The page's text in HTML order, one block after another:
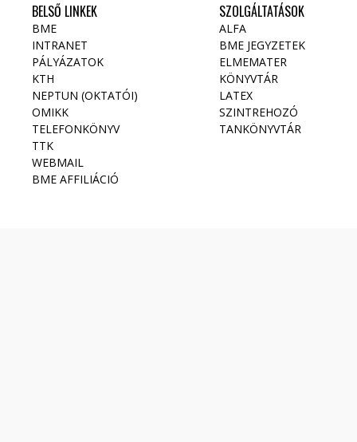
BELSŐ LINKEK
BME
INTRANET
PÁLYÁZATOK
KTH
NEPTUN (OKTATÓI)
OMIKK
TELEFONKÖNYV
TTK
WEBMAIL
BME AFFILIÁCIÓ
SZOLGÁLTATÁSOK
ALFA
BME JEGYZETEK
ELMEMATER
KÖNYVTÁR
LATEX
SZINTREHOZÓ
TANKÖNYVTÁR